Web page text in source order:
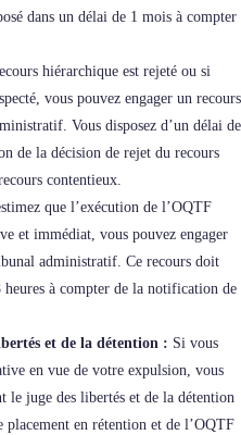
dans un délai de 1 mois à compter
hiérarchique est rejeté ou si
vous pouvez engager un recours
Vous disposez d’un délai de
de la décision de rejet du recours
contentieux.
que l’exécution de l’OQTF
et immédiat, vous pouvez engager
administratif. Ce recours doit
à compter de la notification de
et de la détention : Si vous
en vue de votre expulsion, vous
le juge des libertés et de la détention
en rétention et de l’OQTF